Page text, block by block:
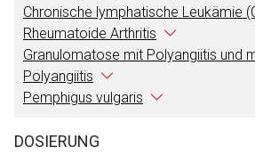
Chronische lymphatische Leukämie
Rheumatoide Arthritis
Granulomatose mit Polyangiitis und
Polyangiitis
Pemphigus vulgaris
DOSIERUNG